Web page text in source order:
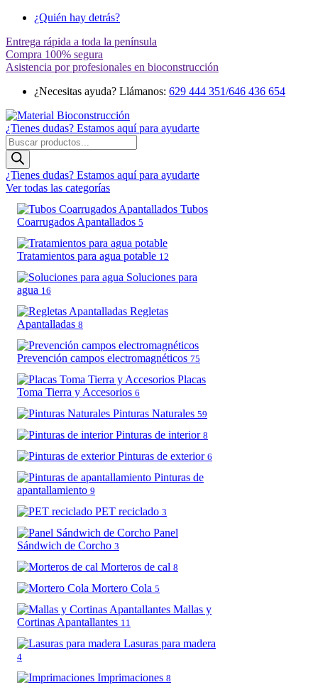
¿Quién hay detrás?
Entrega rápida a toda la península
Compra 100% segura
Asistencia por profesionales en bioconstrucción
¿Necesitas ayuda? Llámanos: 629 444 351/646 436 654
¿Tienes dudas? Estamos aquí para ayudarte
Búsqueda
de
productos
¿Tienes dudas? Estamos aquí para ayudarte
Ver todas las categorías
Tubos
Coarrugados Apantallados 5
Tratamientos para agua potable 12
Soluciones para
agua 16
Regletas
Apantalladas 8
Prevención campos electromagnéticos 75
Placas
Toma Tierra y Accesorios 6
Pinturas Naturales 59
Pinturas de interior 8
Pinturas de exterior 6
Pinturas de
apantallamiento 9
PET reciclado 3
Panel
Sándwich de Corcho 3
Morteros de cal 8
Mortero Cola 5
Mallas y
Cortinas Apantallantes 11
Lasuras para madera
4
Imprimaciones 8